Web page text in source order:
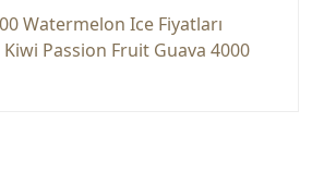
Watermelon Ice Fiyatları
Passion Fruit Guava 4000